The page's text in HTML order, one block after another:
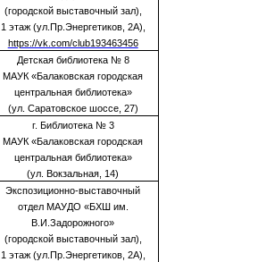
(городской выставочный зал),
1 этаж (ул.Пр.Энергетиков, 2А),
https://vk.com/club193463456
Детская библиотека № 8
МАУК «Балаковская городская
центральная библиотека»
(ул. Саратовское шоссе, 27)
г. Библиотека № 3
МАУК «Балаковская городская
центральная библиотека»
(ул. Вокзальная, 14)
Экспозиционно-выставочный
отдел МАУДО «БХШ им.
В.И.Задорожного»
(городской выставочный зал),
1 этаж (ул.Пр.Энергетиков, 2А),